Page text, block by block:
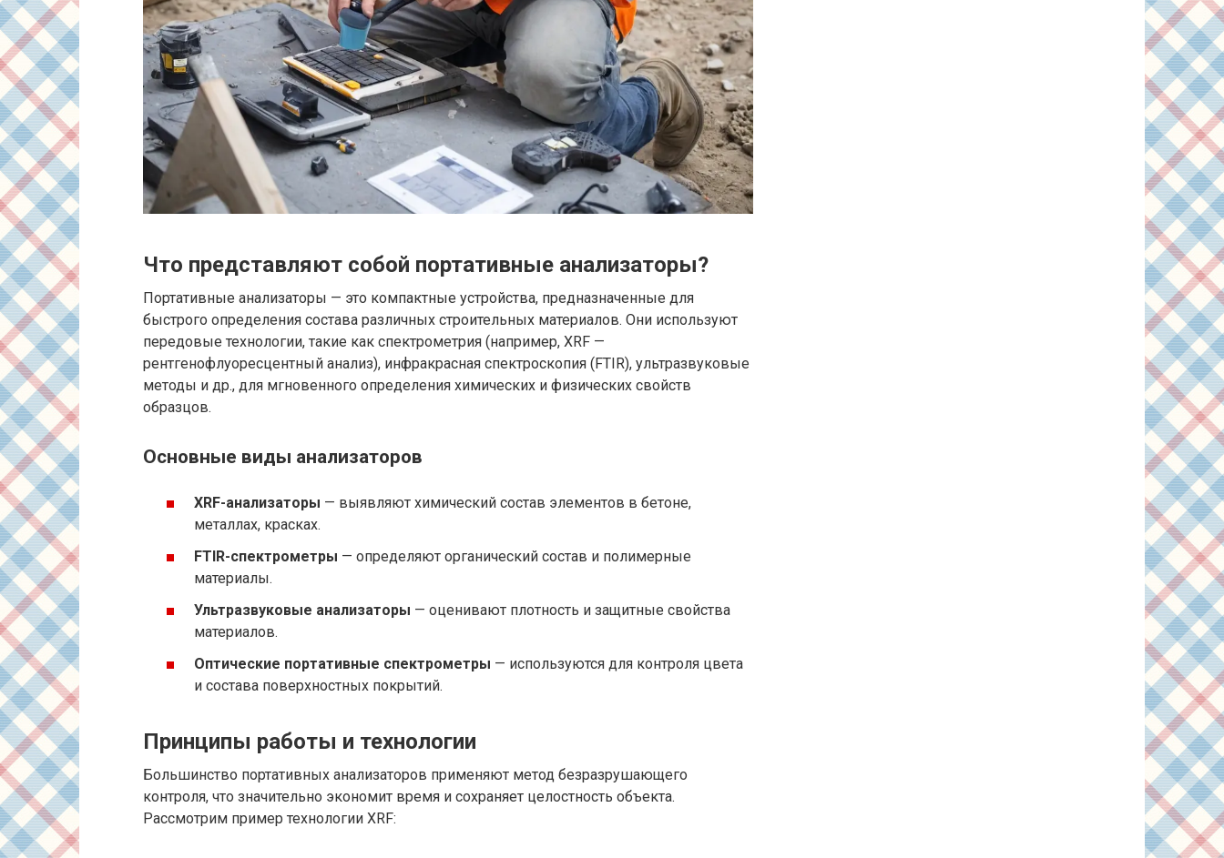
Что представляют собой портативные анализаторы?
Портативные анализаторы — это компактные устройства, предназначенные для
быстрого определения состава различных строительных материалов. Они используют
передовые технологии, такие как спектрометрия (например, XRF —
рентгенофлуоресцентный анализ), инфракрасная спектроскопия (FTIR), ультразвуковые
методы и др., для мгновенного определения химических и физических свойств
образцов.
Основные виды анализаторов
XRF-анализаторы — выявляют химический состав элементов в бетоне,
металлах, красках.
FTIR-спектрометры — определяют органический состав и полимерные
материалы.
Ультразвуковые анализаторы — оценивают плотность и защитные свойства
материалов.
Оптические портативные спектрометры — используются для контроля цвета
и состава поверхностных покрытий.
Принципы работы и технологии
Большинство портативных анализаторов применяют метод безразрушающего
контроля, что значительно экономит время и сохраняет целостность объекта.
Рассмотрим пример технологии XRF: